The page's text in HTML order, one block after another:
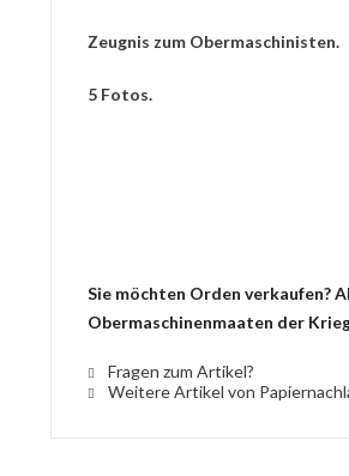
Zeugnis zum Obermaschinisten.
5 Fotos.
Sie möchten Orden verkaufen?
Obermaschinenmaaten der
Fragen zum Artikel?
Weitere Artikel von